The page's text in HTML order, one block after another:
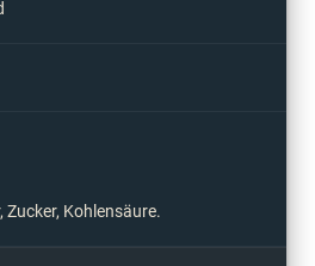
Zucker, Kohlensäure.